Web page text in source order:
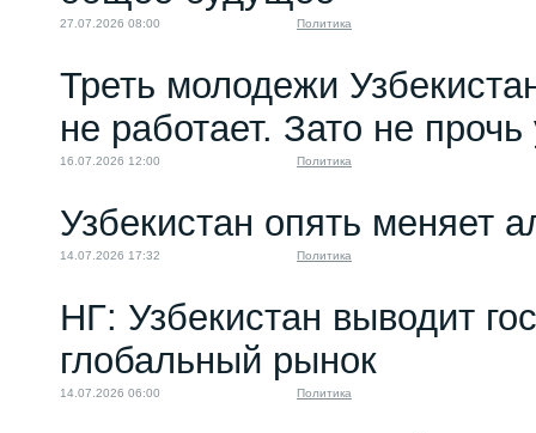
27.07.2026 08:00 Политика
Треть молодежи
не работает. Зато не
16.07.2026 12:00 Политика
Узбекистан опять меняет
14.07.2026 17:32 Политика
НГ: Узбекистан выводит
глобальный рынок
14.07.2026 06:00 Политика